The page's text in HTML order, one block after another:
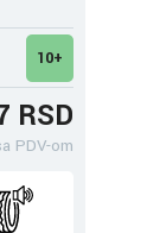
10+
RSD
PDV-om